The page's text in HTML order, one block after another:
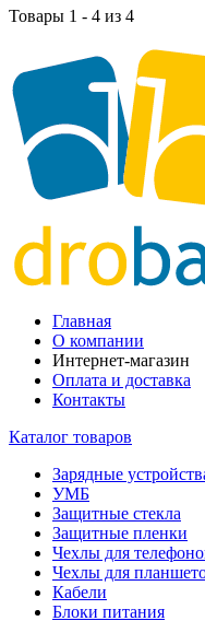
Товары 1 - 4 из 4
Главная
О компании
Интернет-магазин
Оплата и доставка
Контакты
Каталог товаров
Зарядные
УМБ
Защитные стекла
Защитные пленки
Чехлы для
Чехлы для
Кабели
Блоки питания